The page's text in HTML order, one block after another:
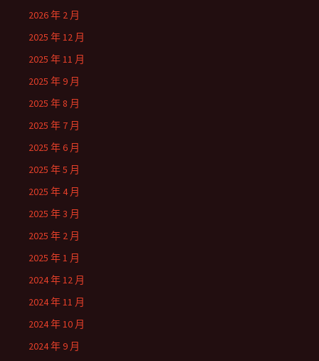
2026 年 2 月
2025 年 12 月
2025 年 11 月
2025 年 9 月
2025 年 8 月
2025 年 7 月
2025 年 6 月
2025 年 5 月
2025 年 4 月
2025 年 3 月
2025 年 2 月
2025 年 1 月
2024 年 12 月
2024 年 11 月
2024 年 10 月
2024 年 9 月